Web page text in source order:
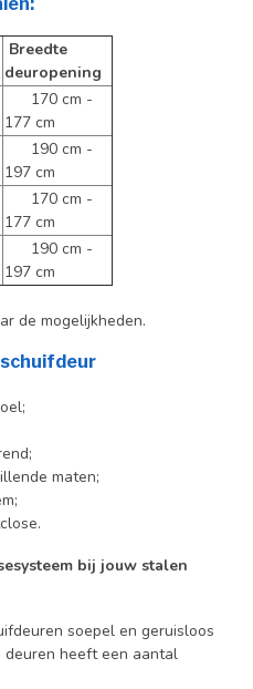
Breedte
deuropening
170 cm -
177 cm
190 cm -
197 cm
170 cm -
177 cm
190 cm -
197 cm
de mogelijkheden.
maten;
bij jouw stalen
soepel en geruisloos
heeft een aantal